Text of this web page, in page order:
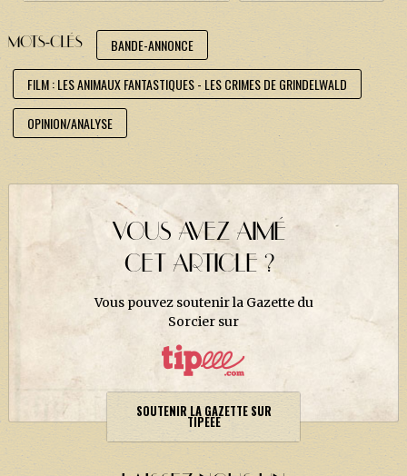
MOTS-CLÉS BANDE-ANNONCE
FILM : LES ANIMAUX FANTASTIQUES - LES CRIMES DE GRINDELWALD
OPINION/ANALYSE
VOUS AVEZ AIMÉ
CET ARTICLE ?
Vous pouvez soutenir la Gazette du
Sorcier sur
SOUTENIR LA GAZETTE SUR
TIPEEE